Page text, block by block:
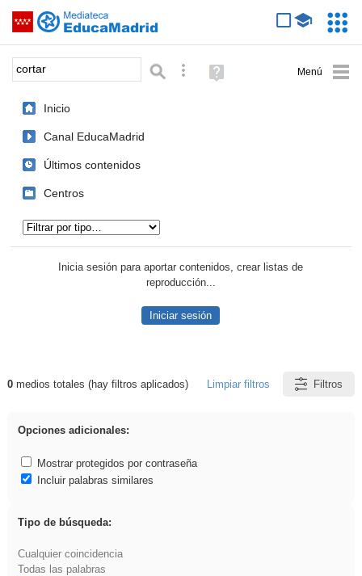
Saltar navegación
Palabra o frase: Búsqueda avanzada
Ayuda
(en
Inicio
Canal EducaMadrid
Últimos contenidos
Centros
Inicia sesión para aportar contenidos, crear listas de
reproducción...
Iniciar sesión
Resultados de: cortar
0medios totales (hay filtros aplicados) Limpiar filtros Filtros
Opciones adicionales:
Mostrar protegidos por contraseña
Incluir palabras similares
Tipo de búsqueda:
Cualquier coincidencia
Todas las palabras